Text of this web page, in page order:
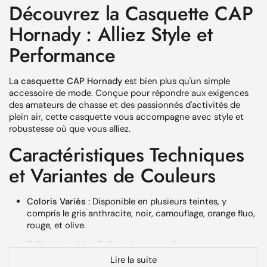
Découvrez la Casquette CAP
Hornady : Alliez Style et
Performance
La casquette CAP Hornady est bien plus qu'un simple
accessoire de mode. Conçue pour répondre aux exigences
des amateurs de chasse et des passionnés d'activités de
plein air, cette casquette vous accompagne avec style et
robustesse où que vous alliez.
Caractéristiques Techniques
et Variantes de Couleurs
Coloris Variés : Disponible en plusieurs teintes, y
compris le gris anthracite, noir, camouflage, orange fluo,
rouge, et olive.
Taille Ajustable
: Taille unique avec fermeture « snap
back » à l'arrière pour un ajustement parfait.
Lire la suite